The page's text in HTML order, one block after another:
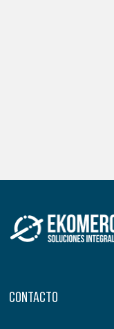
CONTACTO